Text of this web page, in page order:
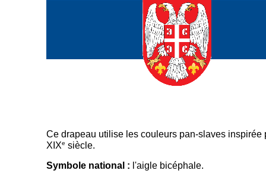
Ce drapeau utilise les couleurs pan-slaves inspirée
XIXe siècle.
Symbole national : l'aigle bicéphale.